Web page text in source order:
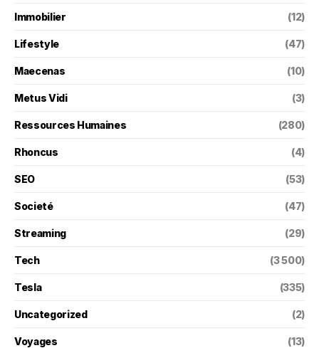
Immobilier (12)
Lifestyle (47)
Maecenas (10)
Metus Vidi (3)
Ressources Humaines (280)
Rhoncus (4)
SEO (53)
Societé (47)
Streaming (29)
Tech (3 500)
Tesla (335)
Uncategorized (2)
Voyages (13)